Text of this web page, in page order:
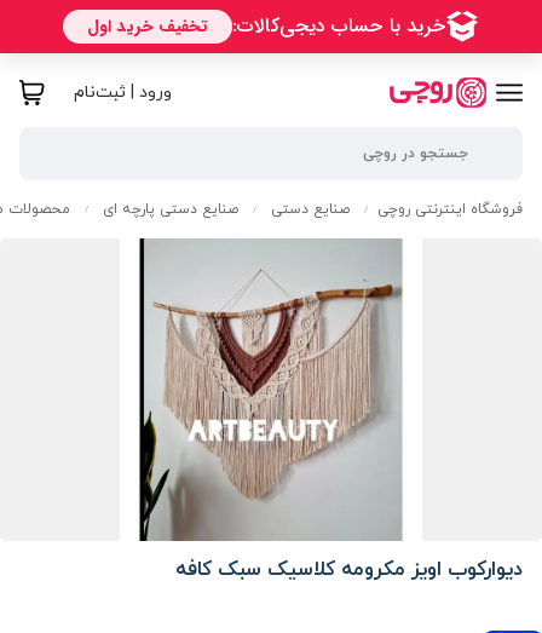
ورود | ثبت‌نام
فروشگاه اینترنتی روچی / صنایع دستی / صنایع دستی پارچه ای / محصولات
دیوارکوب اویز مکرومه کلاسیک سبک کافه